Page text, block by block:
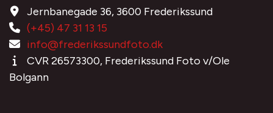
Jernbanegade 36, 3600 Frederikssund
(+45) 47 31 13 15
info@frederikssundfoto.dk
CVR 26573300, Frederikssund Foto v/Ole
Bolgann